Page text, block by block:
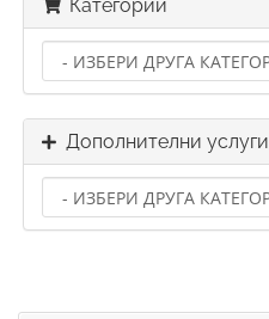
Категории
Дополнителни услуги